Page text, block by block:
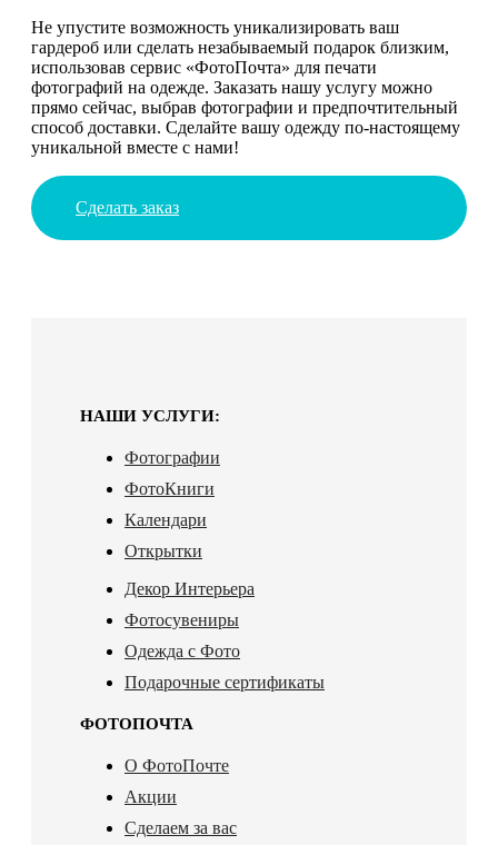
Не упустите возможность уникализировать ваш
гардероб или сделать незабываемый подарок близким,
использовав сервис «ФотоПочта» для печати
фотографий на одежде. Заказать нашу услугу можно
прямо сейчас, выбрав фотографии и предпочтительный
способ доставки. Сделайте вашу одежду по-настоящему
уникальной вместе с нами!
Сделать заказ
НАШИ УСЛУГИ:
Фотографии
ФотоКниги
Календари
Открытки
Декор Интерьера
Фотосувениры
Одежда с Фото
Подарочные сертификаты
ФОТОПОЧТА
О ФотоПочте
Акции
Сделаем за вас